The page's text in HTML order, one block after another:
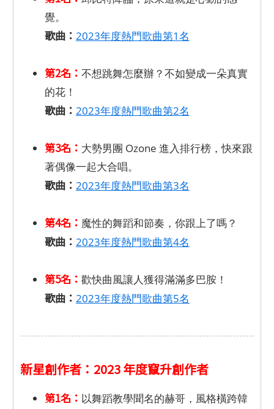
覺。
歌曲： 2023年度熱門歌曲第1名
第2名： 不想跳舞怎麼辦？不如變成一朵真實
的花！
歌曲： 2023年度熱門歌曲第2名
第3名： 大勢男團 Ozone 進入排行榜，快來跟
著偶像一起大合唱。
歌曲： 2023年度熱門歌曲第3名
第4名： 魔性的舞蹈和節奏，你跟上了嗎？
歌曲： 2023年度熱門歌曲第4名
第5名： 歡快曲風讓人獲得滿滿多巴胺！
歌曲： 2023年度熱門歌曲第5名
新星創作者：2023 年度竄升創作者
第1名： 以舞蹈教學聞名的赫哥，風格橫跨韓